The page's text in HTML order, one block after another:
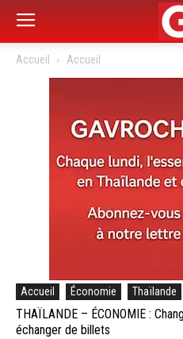
Accueil Accueil
Accueil Économie Thaïlande
THAÏLANDE – ÉCONOMIE :
échanger de billets